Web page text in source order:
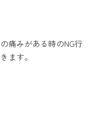
痛みがある時のNG行
ます。